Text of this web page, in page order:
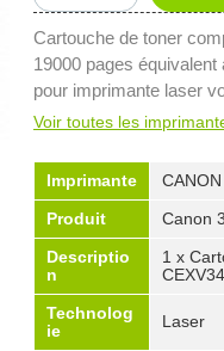
Cartouche de toner
19000 pages
pour imprimante laser
Voir toutes les
Imprimante
Produit
Canon
Descriptio
n
1 x
CEXV34
Technolog
ie
Laser